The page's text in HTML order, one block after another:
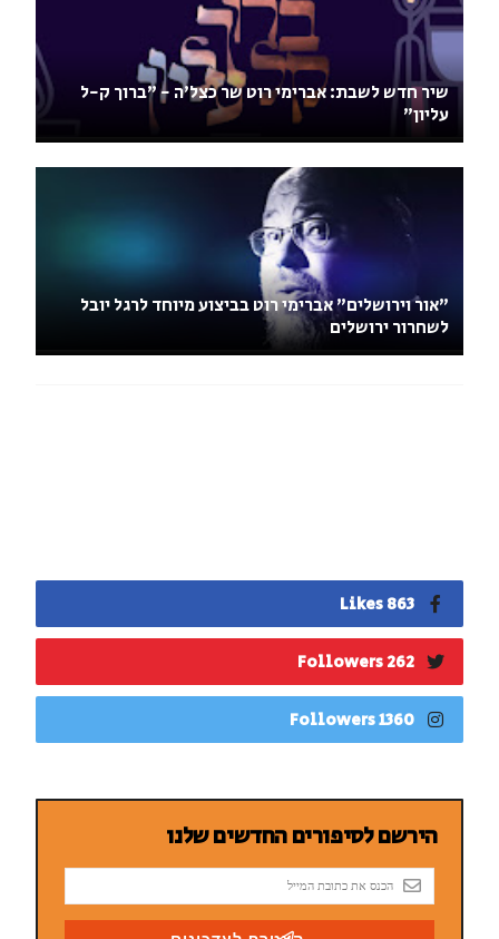
שיר חדש לשבת: אברימי רוט שר כצל'ה - "ברוך ק-ל
עליון"
"אור וירושלים" אברימי רוט בביצוע מיוחד לרגל יובל
לשחרור ירושלים
863 Likes
262 Followers
1360 Followers